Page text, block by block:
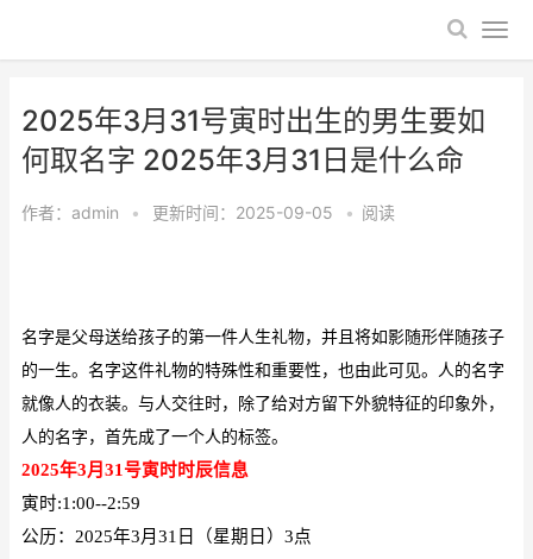
2025年3月31号寅时出生的男生要如
何取名字 2025年3月31日是什么命
作者： admin • 更新时间：2025-09-05 • 阅读
名字是父母送给孩子的第一件人生礼物，并且将如影随形伴随孩子
的一生。名字这件礼物的特殊性和重要性，也由此可见。人的名字
就像人的衣装。与人交往时，除了给对方留下外貌特征的印象外，
人的名字，首先成了一个人的标签。
2025年3月31号寅时时辰信息
寅时:1:00--2:59
公历： 2025年3月31日（星期日）3点